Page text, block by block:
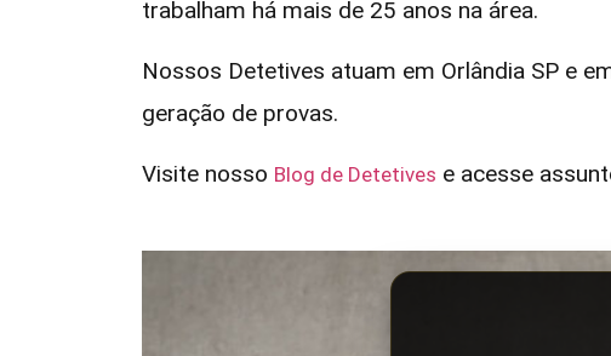
trabalham há mais de 25 anos na área.
Nossos Detetives atuam em Orlândia SP e
geração de provas.
Visite nosso Blog de Detetives e acesse